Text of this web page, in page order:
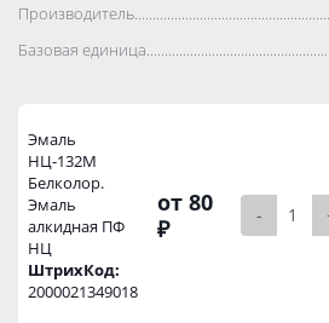
Базовая
Эмаль
НЦ-132М
Белколор.
Эмаль
алкидная ПФ
НЦ
ШтрихКод:
2000021349018
от 80
₽
-